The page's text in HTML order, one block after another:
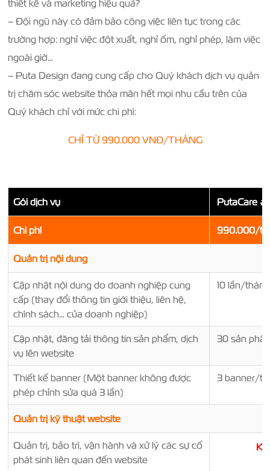
thiết kế và marketing hiệu quả?
– Đội ngũ này có đảm bảo công việc liên tục trong các
trường hợp: nghỉ việc đột xuất, nghỉ ốm, nghỉ phép, làm việc
ngoài giờ…
– Puta Design đang cung cấp cho Quý khách dịch vụ quản
trị chăm sóc website thỏa mãn hết mọi nhu cầu trên của
Quý khách chỉ với mức chi phí:
CHỈ TỪ 990.000 VNĐ/THÁNG
Gói dịch vụ PutaCare #1
Chi phí 990.000/
Quản trị nội dung
Cập nhật nội dung do doanh nghiệp cung
cấp (thay đổi thông tin giới thiệu, liên hệ,
chính sách… của doanh nghiệp)
10 lần/tháng
Cập nhật, đăng tải thông tin sản phẩm, dịch
vụ lên website
30 sản
Thiết kế banner (Một banner không được
phép chỉnh sửa quá 3 lần)
3 banner/
Quản trị kỹ thuật website
Quản trị, bảo trì, vận hành và xử lý các sự cố
phát sinh liên quan đến website
K